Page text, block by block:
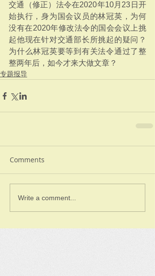
交通（修正）法令在2020年10月23日开
始执行，身为国会议员的林冠英，为何
没有在2020年修改法令的国会会议上挑
起他现在针对交通部长所挑起的疑问？
为什么林冠英要等到有关法令通过了整
整两年后，如今才来大做文章？
专题报导
Comments
Write a comment...